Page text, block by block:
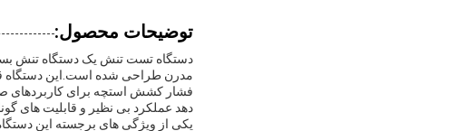
توضیحات محصول:
دستگاه تست تنش یک دستگاه تنش
مدرن طراحی شده است.این دستگاه
فشار کشش استچه برای کاربردهای
دهد عملکرد بی نظیر و قابلیت های